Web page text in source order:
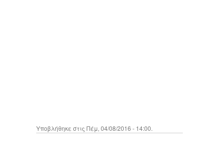
Υποβλήθηκε στις Πέμ, 04/08/2016 - 14:00.